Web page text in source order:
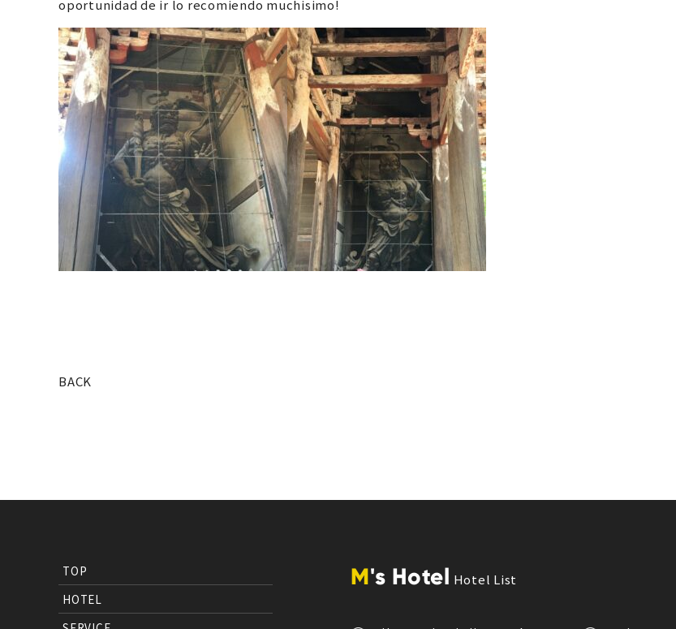
oportunidad de ir lo recomiendo muchisimo!
BACK
TOP
HOTEL
M's Hotel Hotel List